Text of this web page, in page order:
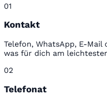
01
Kontakt
Telefon, WhatsApp, E-
was für dich am
02
Telefonat